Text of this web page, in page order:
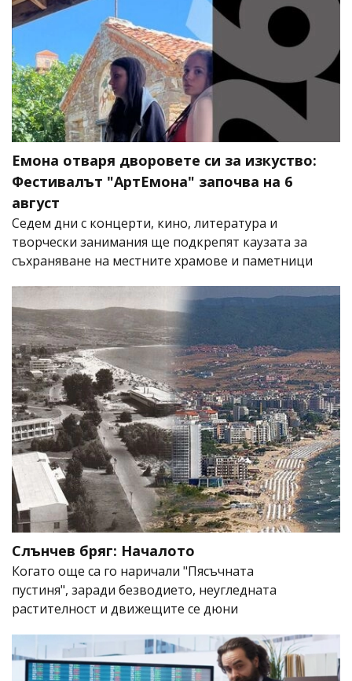
Емона отваря дворовете си за изкуство:
Фестивалът "АртЕмона" започва на 6
август
Седем дни с концерти, кино, литература и
творчески занимания ще подкрепят каузата за
съхраняване на местните храмове и паметници
Слънчев бряг: Началото
Когато още са го наричали "Пясъчната
пустиня", заради безводието, неугледната
растителност и движещите се дюни